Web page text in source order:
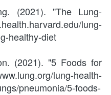
(2021). "The Lung-
lung-
healthy-diet
(2021). "5 Foods for
lung-health-
pneumonia/5-foods-